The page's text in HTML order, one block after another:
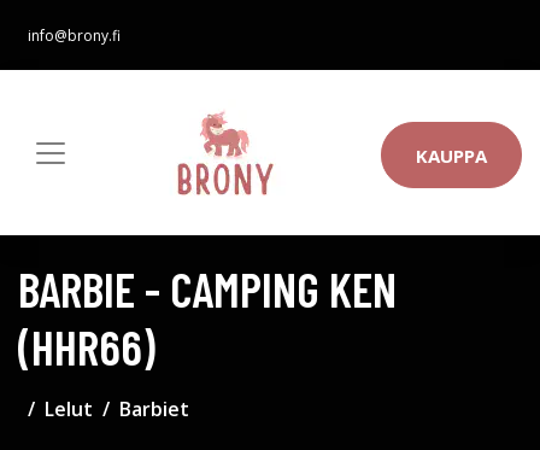
info@brony.fi
KAUPPA
BARBIE - CAMPING KEN
(HHR66)
Lelut Barbiet